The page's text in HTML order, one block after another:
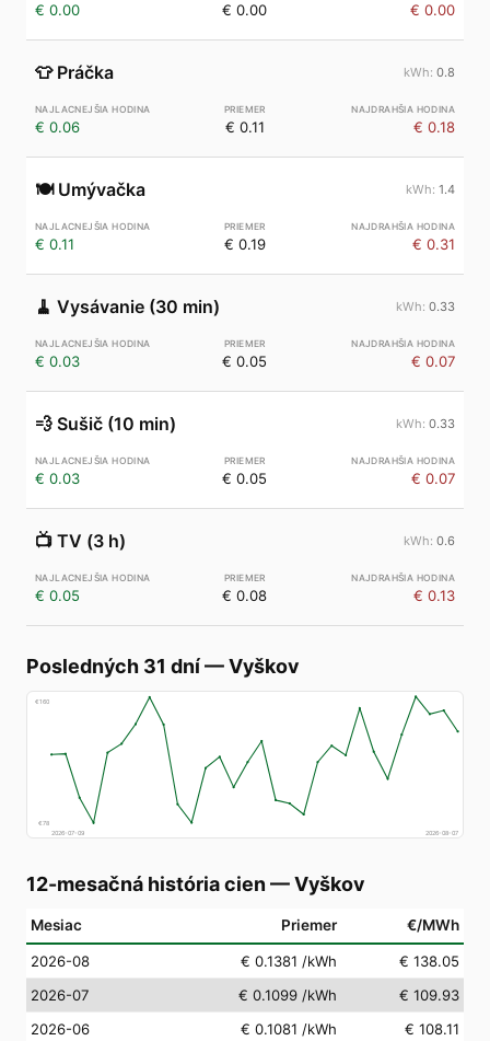
€ 0.00 € 0.00 € 0.00
👕 Práčka 0.8
€ 0.06 € 0.11 € 0.18
🍽️ Umývačka 1.4
€ 0.11 € 0.19 € 0.31
🧹 Vysávanie (30 min) 0.33
€ 0.03 € 0.05 € 0.07
💨 Sušič (10 min) 0.33
€ 0.03 € 0.05 € 0.07
📺 TV (3 h) 0.6
€ 0.05 € 0.08 € 0.13
Posledných 31 dní—Vyškov
€160
€78
2026-07-09
2026-08-07
12-mesačná história cien —Vyškov
Mesiac Priemer €/MWh
2026-08 € 0.1381 /kWh
€ 138.05
2026-07
€ 0.1099 /kWh
€ 109.93
2026-06
€ 0.1081 /kWh
€ 108.11